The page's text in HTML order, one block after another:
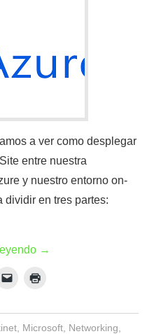
a ver como desplegar
entre nuestra
y nuestro entorno on-
dividir en tres partes:
→
, Microsoft, Networking